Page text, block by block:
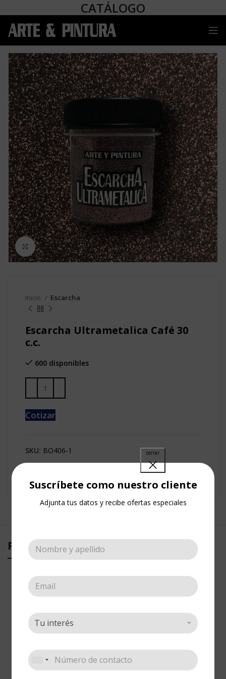
Suscríbete como nuestro cliente
Adjunta tus datos y recibe ofertas especiales
CATÁLOGO
Clic para agrandar
Inicio Escarcha
Escarcha Ultrametalica Café 30
c.c.
600 disponibles
Cotizar
SKU: BO406-1
Categoría:
Share:
PRODUCTOS RELACIONADOS